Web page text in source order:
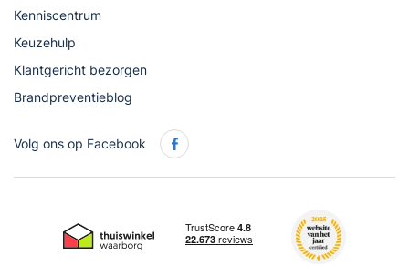
Kenniscentrum
Keuzehulp
Klantgericht bezorgen
Brandpreventieblog
Volg ons op Facebook